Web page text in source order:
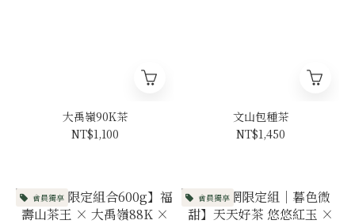
大禹嶺90K茶
NT$1,100
文山包種茶
NT$1,450
會員獨享 會員獨享